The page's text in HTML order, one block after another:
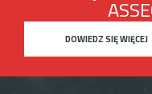
DOWIEDZ SIĘ WIĘCEJ